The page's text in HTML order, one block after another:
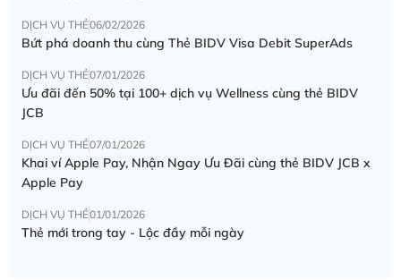
DỊCH VỤ THẺ06/02/2026
Bứt phá doanh thu cùng Thẻ BIDV Visa Debit SuperAds
DỊCH VỤ THẺ07/01/2026
Ưu đãi đến 50% tại 100+ dịch vụ Wellness cùng thẻ BIDV
JCB
DỊCH VỤ THẺ07/01/2026
Khai ví Apple Pay, Nhận Ngay Ưu Đãi cùng thẻ BIDV JCB x
Apple Pay
DỊCH VỤ THẺ01/01/2026
Thẻ mới trong tay - Lộc đầy mỗi ngày